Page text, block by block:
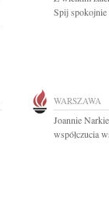
Spij spokojnie
WARSZAWA
Joannie
współczucia